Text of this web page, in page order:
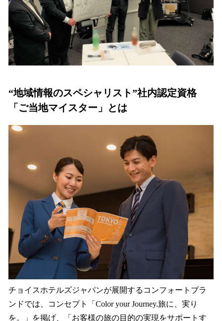
“地域情報のスペシャリスト”社内認定資格
「ご当地マイスター」とは
チョイスホテルズジャパンが展開するコンフォートブラ
ンドでは、コンセプト「Color your Journey.旅に、実り
を。」を掲げ、「お客様の旅の目的の実現をサポートす